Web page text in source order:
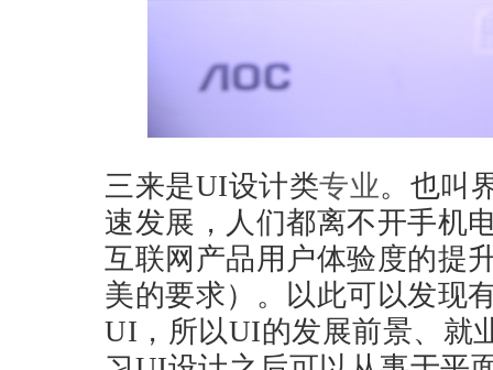
三来是UI设计类专业。也叫
速发展，人们都离不开手机
互联网产品用户体验度的提
美的要求）。以此可以发现
UI，所以UI的发展前景、就